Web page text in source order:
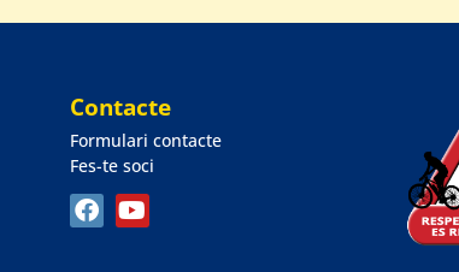
Contacte
Formulari contacte
Fes-te soci